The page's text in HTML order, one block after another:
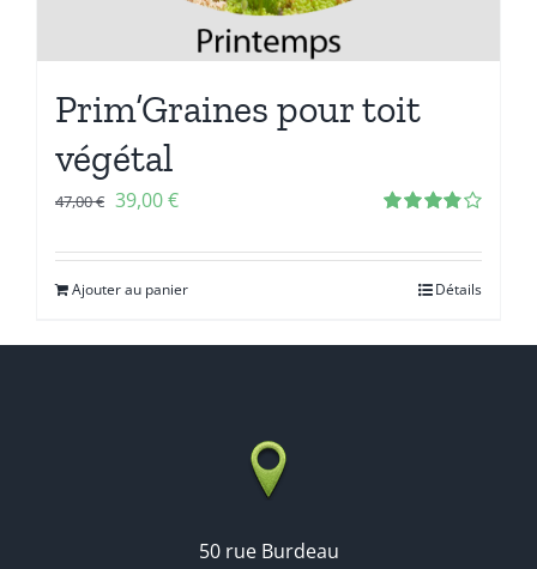
Prim’Graines pour toit
végétal
sur 5
47,00€ 39,00€
Ajouter au panier Détails
50 rue Burdeau